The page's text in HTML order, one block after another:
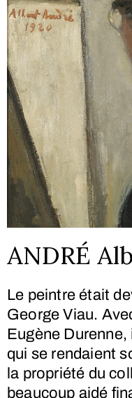
ANDRÉ
Le peintre était
George Viau.
Eugène
qui se rendaient
la propriété du
beaucoup aidé